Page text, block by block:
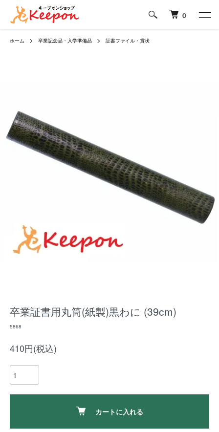
0
ホーム 卒業記念品・入学準備品 証書ファイル・賞状
卒業証書用丸筒(紙製)黒わに (39cm)
5868
410円(税込)
カートに入れる